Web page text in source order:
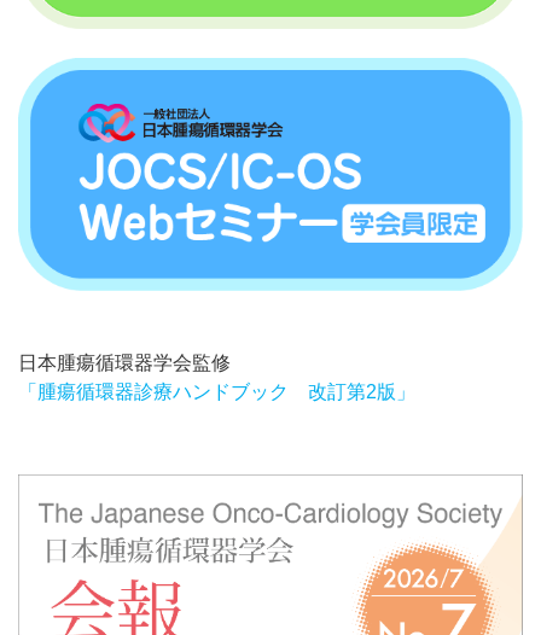
日本腫瘍循環器学会監修
「腫瘍循環器診療ハンドブック 改訂第2版」